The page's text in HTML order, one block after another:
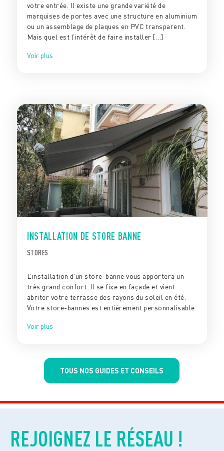
votre entrée. Il existe une grande variété de
marquises de portes avec une structure en aluminium
ou un assemblage de plaques en PVC transparent.
Mais quel est l’intérêt de faire installer […]
Voir plus
INSTALLATION DE STORE BANNE
STORES
L’installation d’un store-banne vous apportera un
très grand confort. Il se fixe en façade et vient
abriter votre terrasse des rayons du soleil en été.
Votre store-bannes est entièrement personnalisable.
Voir plus
TOUS NOS GUIDES ET CONSEILS
REJOIGNEZ LE RÉSEAU !